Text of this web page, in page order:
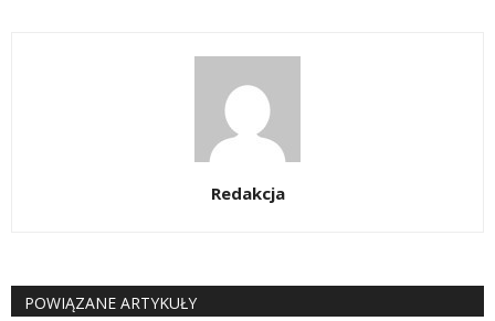
Redakcja
POWIĄZANE ARTYKUŁY